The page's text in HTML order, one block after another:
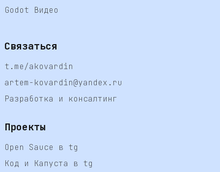
Godot Видео
Связаться
t.me/akovardin
artem-kovardin@yandex.ru
Разработка и консалтинг
Проекты
Open Sauce в tg
Код и Капуста в tg